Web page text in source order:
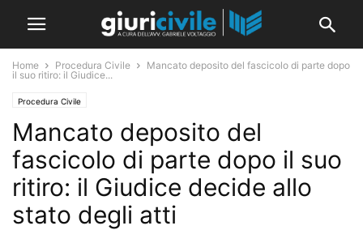
Home Procedura Civile
Mancato deposito del fascicolo di parte dopo
il suo ritiro: il Giudice...
Procedura Civile
Mancato deposito del
fascicolo di parte dopo il suo
ritiro: il Giudice decide allo
stato degli atti